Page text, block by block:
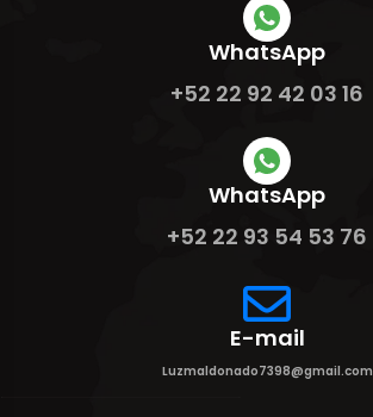
WhatsApp
+52 22 92 42 03 16
WhatsApp
+52 22 93 54 53 76
E-mail
Luzmaldonado7398@gmail.com